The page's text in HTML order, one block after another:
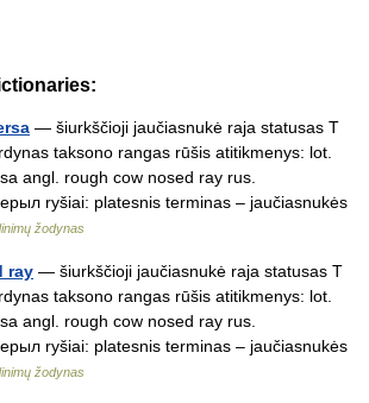
— šiurkščioji jaučiasnukė raja statusas T
taksono rangas rūšis atitikmenys: lot.
angl. rough cow nosed ray rus.
ryšiai: platesnis terminas – jaučiasnukės
žodynas
ray — šiurkščioji jaučiasnukė raja statusas T
taksono rangas rūšis atitikmenys: lot.
angl. rough cow nosed ray rus.
ryšiai: platesnis terminas – jaučiasnukės
žodynas